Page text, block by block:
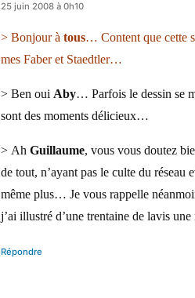
a
dit :
25 juin 2008 à 0h10
> Bonjour à tous… Content que cette
mes Faber et Staedtler…
> Ben oui Aby… Parfois le dessin se
sont des moments délicieux…
> Ah Guillaume, vous vous doutez
de tout, n’ayant pas le culte du réseau
même plus… Je vous rappelle
j’ai illustré d’une trentaine de lavis
Répondre